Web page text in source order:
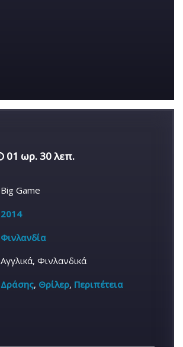
01 ωρ. 30 λεπ.
Big Game
2014
Φινλανδία
Αγγλικά, Φινλανδικά
Δράσης, Θρίλερ, Περιπέτεια